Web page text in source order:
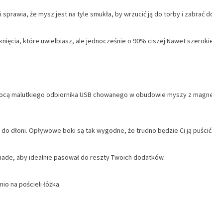
że mysz jest na tyle smukła, by wrzucić ją do torby i zabrać
które uwielbiasz, ale jednocześnie o 90% ciszej.Nawet
malutkiego odbiornika USB chowanego w obudowie myszy z
dłoni. Opływowe boki są tak wygodne, że trudno będzie Ci ją puścić.
aby idealnie pasował do reszty Twoich dodatków.
na pościeli łóżka.